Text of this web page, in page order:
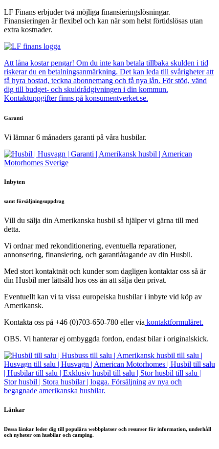
LF Finans erbjuder två möjliga finansieringslösningar.
Finansieringen är flexibel och kan när som helst förtidslösas utan
extra kostnader.
Att låna kostar pengar! Om du inte kan betala tillbaka skulden i tid
riskerar du en betalningsanmärkning. Det kan leda till svårigheter att
få hyra bostad, teckna abonnemang och få nya lån. För stöd, vänd
dig till budget- och skuldrådgivningen i din kommun.
Kontaktuppgifter finns på konsumentverket.se.
Garanti
Vi lämnar 6 månaders garanti på våra husbilar.
Inbyten
samt försäljningsuppdrag
Vill du sälja din Amerikanska husbil så hjälper vi gärna till med
detta.
Vi ordnar med rekonditionering, eventuella reparationer,
annonsering, finansiering, och garantiåtagande av din Husbil.
Med stort kontaktnät och kunder som dagligen kontaktar oss så är
din Husbil mer lättsåld hos oss än att sälja den privat.
Eventuellt kan vi ta vissa europeiska husbilar i inbyte vid köp av
Amerikansk.
Kontakta oss på +46 (0)703-650-780 eller via kontaktformuläret.
OBS. Vi hanterar ej ombyggda fordon, endast bilar i originalskick.
Länkar
Dessa länkar leder dig till populära webbplatser och resurser för information, underhåll
och nyheter om husbilar och camping.